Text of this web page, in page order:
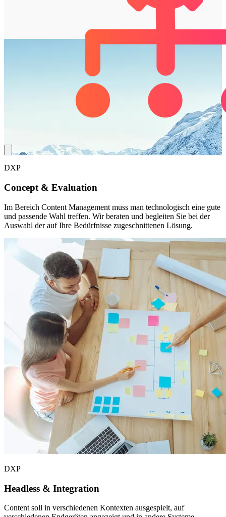
DXP
Concept & Evaluation
Im Bereich Content Management muss man technologisch eine gute
und passende Wahl treffen. Wir beraten und begleiten Sie bei der
Auswahl der auf Ihre Bedürfnisse zugeschnittenen Lösung.
DXP
Headless & Integration
Content soll in verschiedenen Kontexten ausgespielt, auf